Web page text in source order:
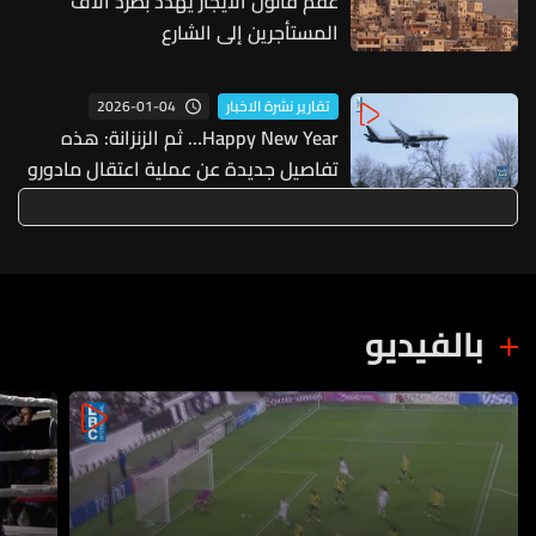
وفي سوريا بدأ يتحقق فائض في إنتاج
الكهرباء يمكن أن يستفيد منه لبنان
المستأجرين إلى الشارع
تقارير نشرة الاخبار 2026-01-04
Happy New Year… ثم الزنزانة: هذه
تفاصيل جديدة عن عملية اعتقال مادورو
بالفيديو